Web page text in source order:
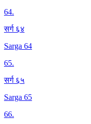
64.
सर्ग ६४
Sarga 64
65.
सर्ग ६५
Sarga 65
66.